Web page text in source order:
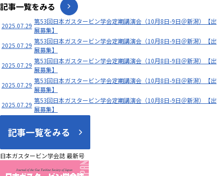
記事一覧をみる
2025.07.29
第53回日本ガスタービン学会定期講演会（10月8日-9日＠新潟）【出
展募集】
2025.07.29
第53回日本ガスタービン学会定期講演会（10月8日-9日＠新潟）【出
展募集】
2025.07.29
第53回日本ガスタービン学会定期講演会（10月8日-9日＠新潟）【出
展募集】
2025.07.29
第53回日本ガスタービン学会定期講演会（10月8日-9日＠新潟）【出
展募集】
2025.07.29
第53回日本ガスタービン学会定期講演会（10月8日-9日＠新潟）【出
展募集】
記事一覧をみる
日本ガスタービン学会誌 最新号